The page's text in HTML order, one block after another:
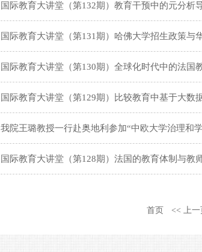
国际教育大讲堂（第132期）教育干预中的元分析
国际教育大讲堂（第131期）哈佛大学招生政策与
国际教育大讲堂（第130期）全球化时代中的法国
国际教育大讲堂（第129期）比较教育中基于大数
我院王璐教授一行赴奥地利参加“中欧大学治理和
国际教育大讲堂（第128期）法国的教育体制与教
首页 << 上一